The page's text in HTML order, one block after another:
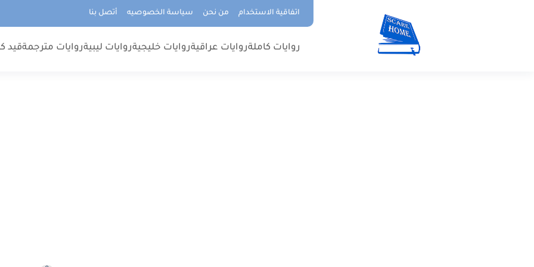
اتفاقية الاستخدام من نحن سياسة الخصوصيه أتصل بنا
روايات كاملةروايات عراقيةروايات خليجيةروايات ليبيةروايات مترجمةقيد